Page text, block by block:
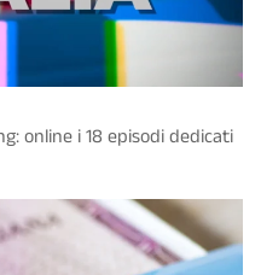
online i 18 episodi dedicati